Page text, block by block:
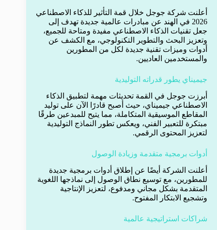
أعلنت شركة جوجل خلال قمة التأثير للذكاء الاصطناعي
2026 في الهند عن مبادرات عالمية جديدة تهدف إلى
جعل تقنيات الذكاء الاصطناعي مفيدة ومتاحة للجميع،
وتعزيز البحث والتطوير التكنولوجي، مع الكشف عن
أدوات وميزات تقنية جديدة لكل من المطورين
والمستخدمين العاديين.
جيميناي يطور قدراته التوليدية
أبرزت جوجل في القمة تحديثات مهمة لتطبيق الذكاء
الاصطناعي جيميناي، حيث أصبح قادرًا الآن على توليد
المقاطع الموسيقية المتكاملة، مما يتيح للمبدعين طرقًا
مبتكرة للتعبير الفني، ويعكس تطور النماذج التوليدية
لتعزيز المحتوى الرقمي.
أدوات برمجية متقدمة وزيادة الوصول
أعلنت الشركة أيضًا عن إطلاق أدوات برمجية جديدة
للمطورين، مع توسيع نطاق الوصول إلى نماذجها اللغوية
المتقدمة بشكل مجاني ومدفوع، لتعزيز الإنتاجية
وتشجيع الابتكار المفتوح.
شراكات استراتيجية عالمية